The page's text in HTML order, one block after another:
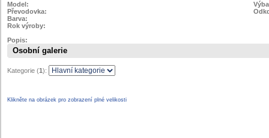
Model:
Převodovka:
Barva:
Rok výroby:
Popis:
Osobní galerie
Kategorie (1):
Klikněte na obrázek pro zobrazení plné velikosti